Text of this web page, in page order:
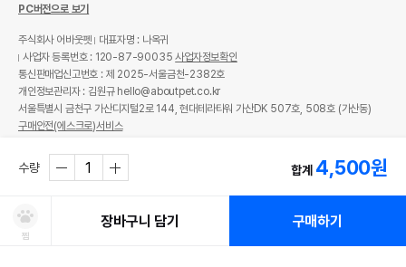
수량 합계 4,500원
찜
장바구니 담기 구매하기
PC버전으로 보기
주식회사 어바웃펫
대표자명 : 나옥귀
사업자 등록번호 : 120-87-90035사업자정보확인
통신판매업신고번호 : 제 2025-서울금천-2382호
개인정보관리자 : 김원규 hello@aboutpet.co.kr
서울특별시 금천구 가산디지털2로 144, 현대테라타워 가산DK 507호, 508호 (가산동)
구매안전(에스크로)서비스